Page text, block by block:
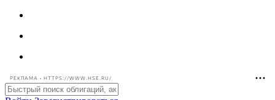
РЕКЛАМА • HTTPS://WWW.HSE.RU/